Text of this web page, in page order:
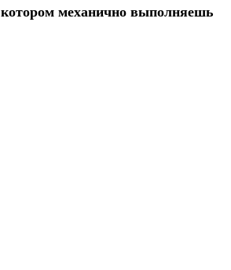
котором механично выполняешь